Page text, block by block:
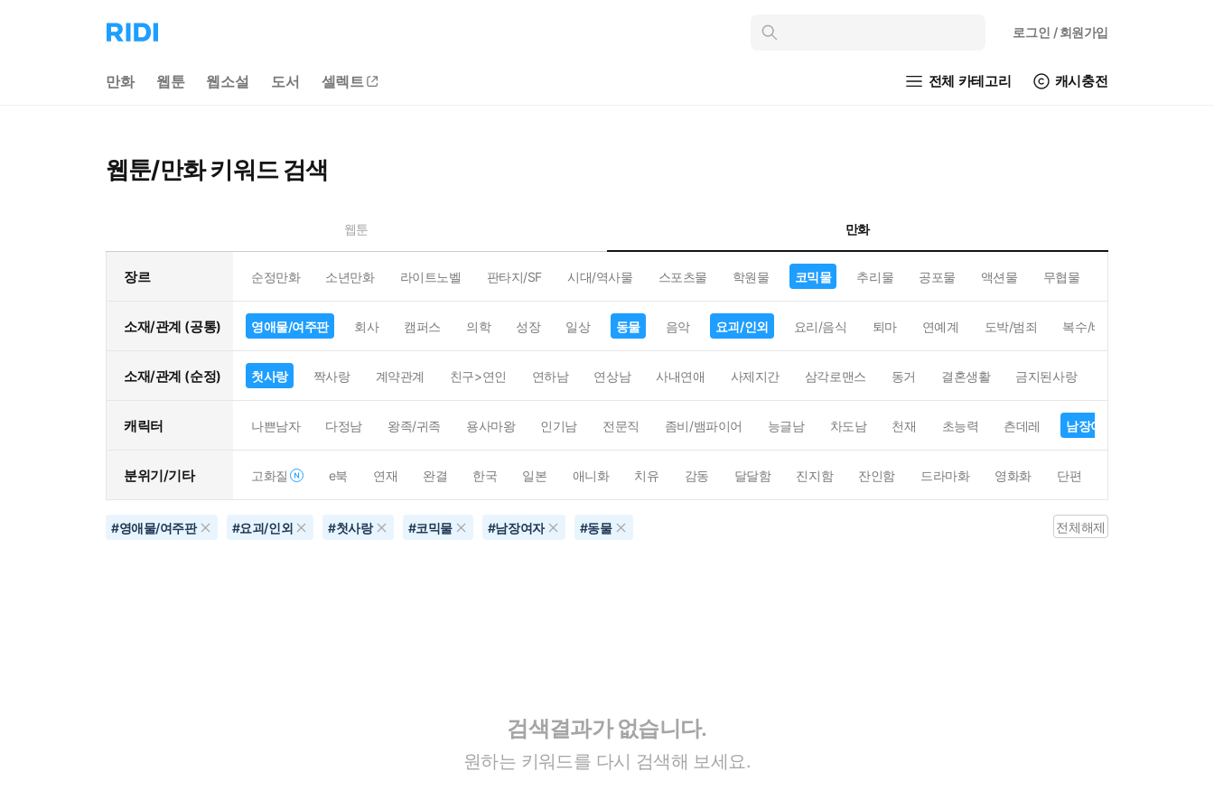
리
디
으
인
로그인 / 회원가입
만화 웹툰 웹소설 도서 셀렉트 전체 카테고리 캐시충전
웹툰/만화 키워드 검색
웹툰 만화
장르 순정만화 소년만화 라이트노벨 판타지/SF 시대/역사물 스포츠물 학원물 코믹물 추리물 공포물 액션물 무협물
소재/관계 (공통) 영애물/여주판 회사 캠퍼스 의학 성장 일상 동물 음악 요괴/인외 요리/음식 퇴마 연예계 도박/범죄 복수/배신
소재/관계 (순정) 첫사랑 짝사랑 계약관계 친구>연인 연하남 연상남 사내연애 사제지간 삼각로맨스 동거 결혼생활 금지된사랑
캐릭터 나쁜남자 다정남 왕족/귀족 용사마왕 인기남 전문직 좀비/뱀파이어 능글남 차도남 천재 초능력 츤데레 남장여자
분위기/기타 고화질 e북 연재 완결 한국 일본 애니화 치유 감동 달달함 진지함 잔인함 드라마화 영화화 단편
#영애물/여주판 #요괴/인외 #첫사랑 #코믹물 #남장여자 #동물 전체해제
검색결과가 없습니다.
원하는 키워드를 다시 검색해 보세요.